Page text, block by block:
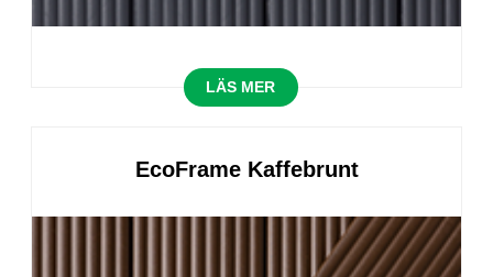
LÄS MER
EcoFrame Kaffebrunt